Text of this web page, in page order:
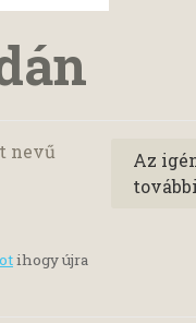
nevű
ihogy újra
Az